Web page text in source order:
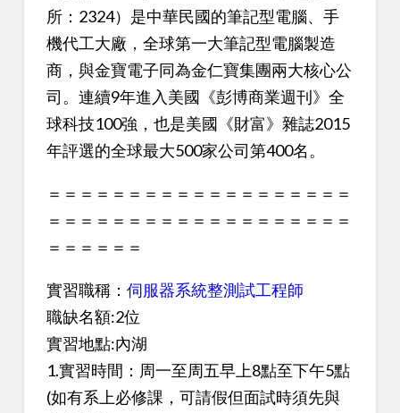
所：2324）是中華民國的筆記型電腦、手
機代工大廠，全球第一大筆記型電腦製造
商，與金寶電子同為金仁寶集團兩大核心公
司。連續9年進入美國《彭博商業週刊》全
球科技100強，也是美國《財富》雜誌2015
年評選的全球最大500家公司第400名。
＝＝＝＝＝＝＝＝＝＝＝＝＝＝＝＝＝＝＝
＝＝＝＝＝＝＝＝＝＝＝＝＝＝＝＝＝＝＝
＝＝＝＝＝＝
實習職稱： 伺服器系統整測試工程師
職缺名額:2位
實習地點:內湖
1.實習時間：周一至周五早上8點至下午5點
(如有系上必修課，可請假但面試時須先與